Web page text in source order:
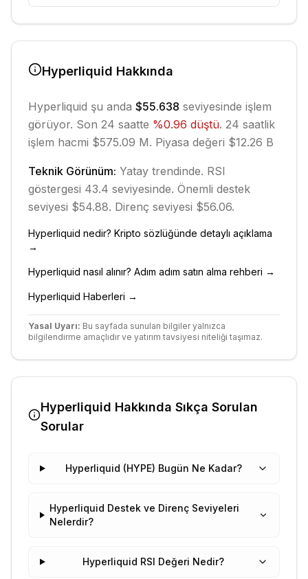
Hyperliquid Hakkında
Hyperliquid şu anda $55.638 seviyesinde işlem
görüyor. Son 24 saatte %0.96 düştü. 24 saatlik
işlem hacmi $575.09 M. Piyasa değeri $12.26 B
Teknik Görünüm: Yatay trendinde. RSI
göstergesi 43.4 seviyesinde. Önemli destek
seviyesi $54.88. Direnç seviyesi $56.06.
Hyperliquid nedir? Kripto sözlüğünde detaylı açıklama
→
Hyperliquid nasıl alınır? Adım adım satın alma rehberi →
Hyperliquid Haberleri →
Yasal Uyarı: Bu sayfada sunulan bilgiler yalnızca
bilgilendirme amaçlıdır ve yatırım tavsiyesi niteliği taşımaz.
Hyperliquid Hakkında Sıkça Sorulan
Sorular
Hyperliquid (HYPE) Bugün Ne Kadar?
Hyperliquid Destek ve Direnç Seviyeleri
Nelerdir?
Hyperliquid RSI Değeri Nedir?